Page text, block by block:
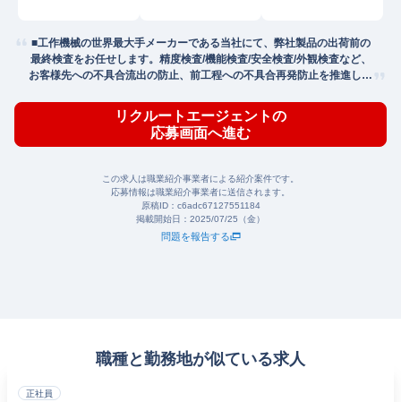
■工作機械の世界最大手メーカーである当社にて、弊社製品の出荷前の
最終検査をお任せします。精度検査/機能検査/安全検査/外観検査など、
お客様先への不具合流出の防止、前工程への不具合再発防止を推進しま
リクルートエージェントの
応募画面へ進む
この求人は職業紹介事業者による紹介案件です。
応募情報は職業紹介事業者に送信されます。
原稿ID： c6adc67127551184
掲載開始日： 2025/07/25（金）
問題を報告する
職種と勤務地が似ている求人
正社員